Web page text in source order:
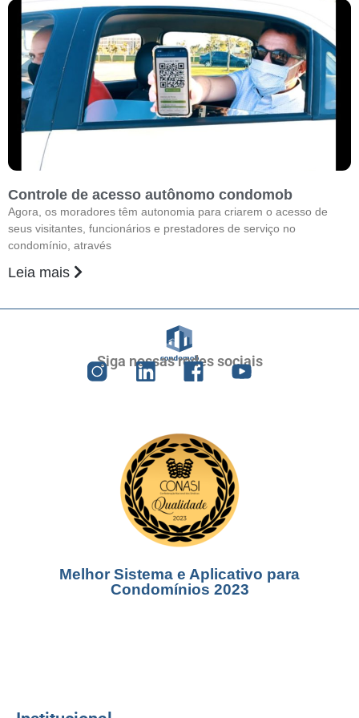
Controle de acesso autônomo condomob
Agora, os moradores têm autonomia para criarem o acesso de
seus visitantes, funcionários e prestadores de serviço no
condomínio, através
Leia mais
Siga nossas redes sociais
Melhor Sistema e Aplicativo para
Condomínios 2023